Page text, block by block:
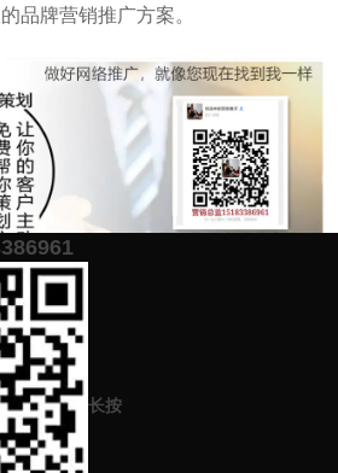
品牌营销推广方案。
信号：scyxch
写（提高知名度来这里）
长按